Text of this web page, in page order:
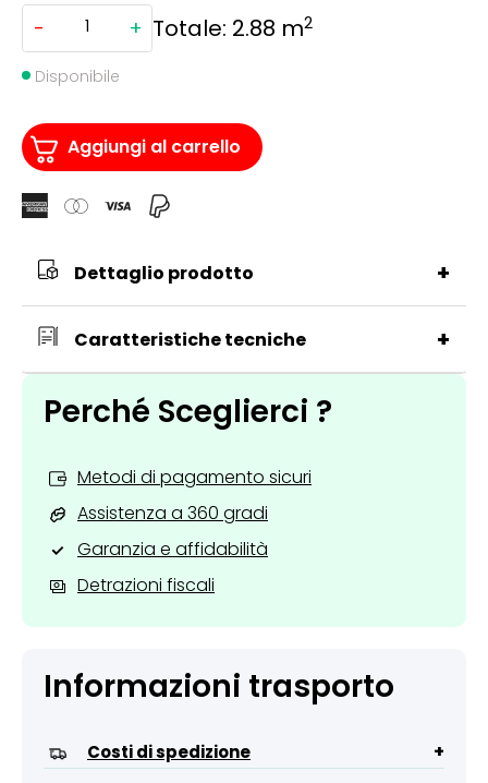
-
BRITEX
ALPINA
3.0
PIALLATO
quantità
+ Totale: 2.88 m2
Disponibile
Aggiungi al carrello
Dettaglio prodotto +
Caratteristiche tecniche +
Perché Sceglierci ?
Metodi di pagamento sicuri
Assistenza a 360 gradi
Garanzia e affidabilità
Detrazioni fiscali
Informazioni trasporto
Costi di spedizione +